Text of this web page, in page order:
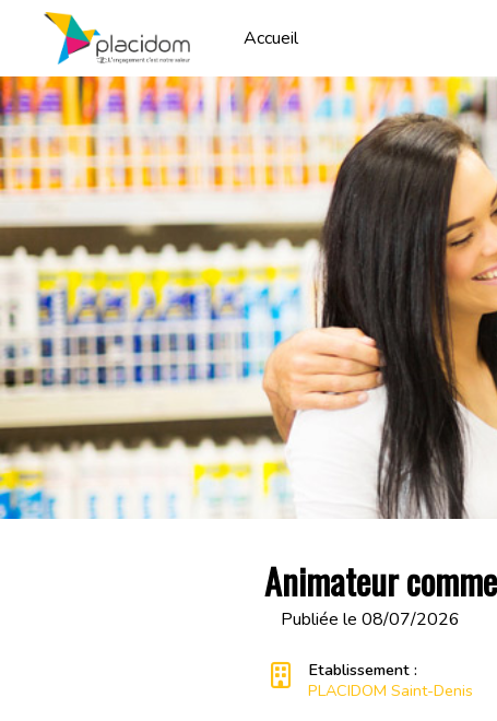
Accueil
Animateur
Publiée le 08/07/2026
Etablissement :
PLACIDOM Saint-Denis